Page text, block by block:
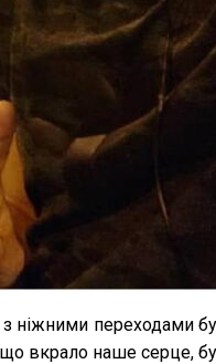
ніжними переходами
вкрало наше серце,